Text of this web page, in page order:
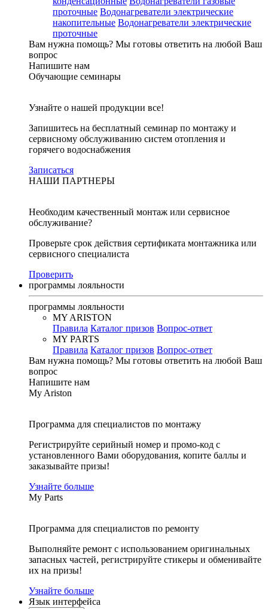
проточные Водонагреватели электрические
накопительные Водонагреватели электрические
проточные
Вам нужна помощь? Мы готовы ответить на любой Ваш
вопрос
Напишите нам
Обучающие семинары
Узнайте о нашей продукции все!
Запишитесь на бесплатный семинар по монтажу и
сервисному обслуживанию систем отопления и
горячего водоснабжения
Записаться
НАШИ ПАРТНЕРЫ
Необходим качественный монтаж или сервисное
обслуживание?
Проверьте срок действия сертификата монтажника или
сервисного специалиста
Проверить
программы лояльности
программы лояльности
MY ARISTON
Правила Каталог призов Вопрос-ответ
MY PARTS
Правила Каталог призов Вопрос-ответ
Вам нужна помощь? Мы готовы ответить на любой Ваш
вопрос
Напишите нам
My Ariston
Программа для специалистов по монтажу
Регистрируйте серийный номер и промо-код с
установленного Вами оборудования, копите баллы и
заказывайте призы!
Узнайте больше
My Parts
Программа для специалистов по ремонту
Выполняйте ремонт с использованием оригинальных
запасных частей, регистрируйте стикеры и обменивайте
их на призы!
Узнайте больше
Язык интерфейса